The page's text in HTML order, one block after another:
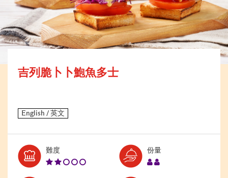
吉列脆卜卜鮑魚多士
難度Level:
份量Serves: